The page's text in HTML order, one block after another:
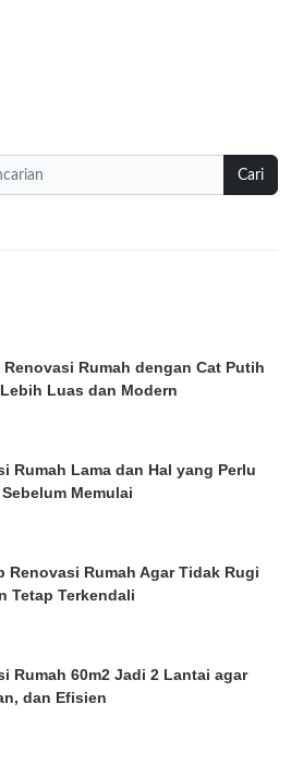
Cari
Rumah dengan Cat Putih
Luas dan Modern
Rumah Lama dan Hal yang Perlu
Memulai
Renovasi Rumah Agar Tidak Rugi
Tetap Terkendali
Rumah 60m2 Jadi 2 Lantai agar
dan Efisien